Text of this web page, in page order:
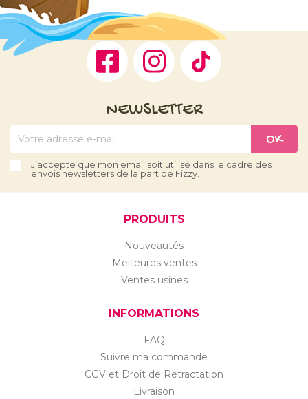
Facebook Instagram
NEWSLETTER
J’accepte que mon email soit utilisé dans le cadre des
envois newsletters de la part de Fizzy.
PRODUITS
Nouveautés
Meilleures ventes
Ventes usines
INFORMATIONS
FAQ
Suivre ma commande
CGV et Droit de Rétractation
Livraison